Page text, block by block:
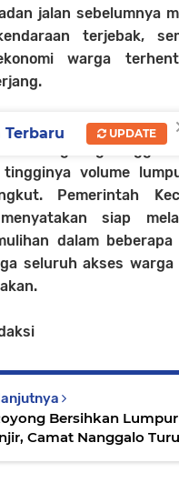
jalan sebelumnya
terjebak,
warga
gotong-royong
berlangsung hingga
tingginya volume
Pemerintah
siap
dalam
seluruh akses warga
Bersihkan Lumpur
Camat Nanggalo
Terbaru UPDATE